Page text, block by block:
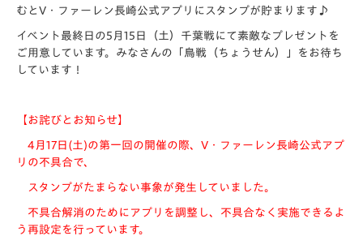
むとV・ファーレン長崎公式アプリにスタンプが貯まります♪
イベント最終日の5月15日（土）千葉戦にて素敵なプレゼントを
ご用意しています。みなさんの「鳥戦（ちょうせん）」をお待ち
しています！
【お詫びとお知らせ】
4月17日(土)の第一回の開催の際、V・ファーレン長崎公式アプ
リの不具合で、
スタンプがたまらない事象が発生していました。
不具合解消のためにアプリを調整し、不具合なく実施できるよ
う再設定を行っています。